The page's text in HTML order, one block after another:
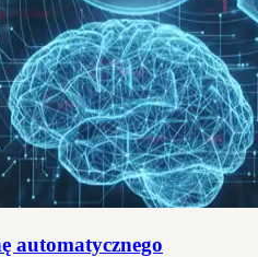
automatycznego